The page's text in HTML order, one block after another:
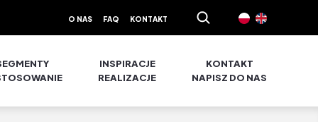
O NAS FAQ KONTAKT
INSPIRACJE
REALIZACJE
KONTAKT
NAPISZ DO NAS